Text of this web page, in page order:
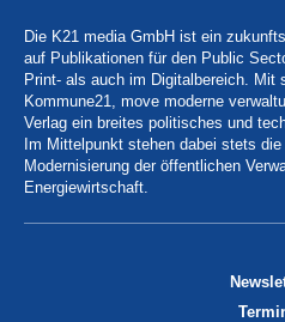
Die K21 media GmbH ist ein
auf Publikationen für den Public
Print- als auch im Digitalbereich. Mit
Kommune21, move moderne
Verlag ein breites politisches und
Im Mittelpunkt stehen dabei stets
Modernisierung der öffentlichen
Energiewirtschaft.